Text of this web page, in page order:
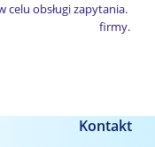
obsługi zapytania.
firmy.
Kontakt